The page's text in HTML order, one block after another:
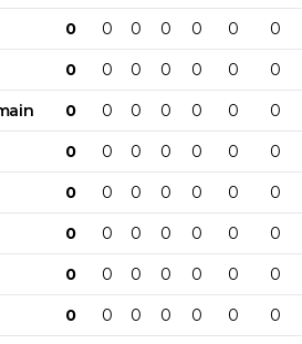
0 0 0 0 0 0 0
0 0 0 0 0 0 0
0 0 0 0 0 0 0
0 0 0 0 0 0 0
0 0 0 0 0 0 0
0 0 0 0 0 0 0
0 0 0 0 0 0 0
0 0 0 0 0 0 0